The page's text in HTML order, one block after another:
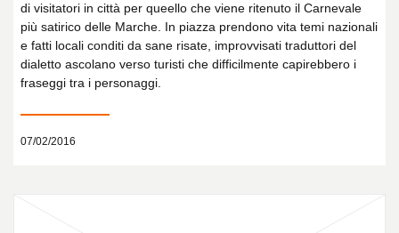
di visitatori in città per queello che viene ritenuto il Carnevale
più satirico delle Marche. In piazza prendono vita temi nazionali
e fatti locali conditi da sane risate, improvvisati traduttori del
dialetto ascolano verso turisti che difficilmente capirebbero i
fraseggi tra i personaggi.
07/02/2016